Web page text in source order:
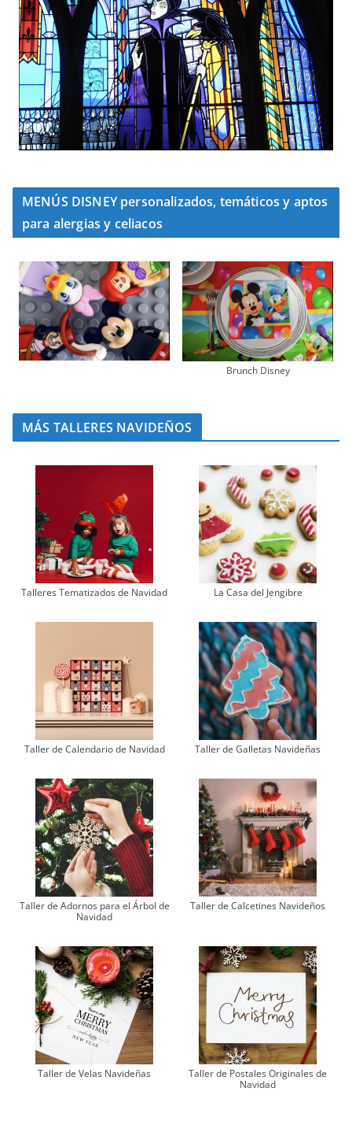
MENÚS DISNEY personalizados, temáticos y aptos
para alergias y celiacos
Brunch Disney
MÁS TALLERES NAVIDEÑOS
Talleres Tematizados de Navidad La Casa del Jengibre
Taller de Calendario de Navidad Taller de Galletas Navideñas
Taller de Adornos para el Árbol de
Navidad
Taller de Calcetines Navideños
Taller de Velas Navideñas
Taller de Postales Originales de
Navidad